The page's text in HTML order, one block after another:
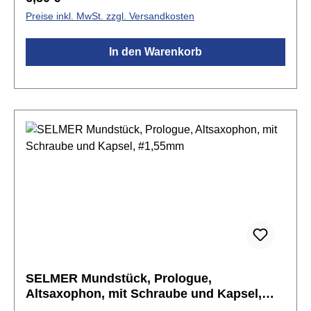
Preise inkl. MwSt. zzgl. Versandkosten
In den Warenkorb
SELMER Mundstück, Prologue,
Altsaxophon, mit Schraube und Kapsel,